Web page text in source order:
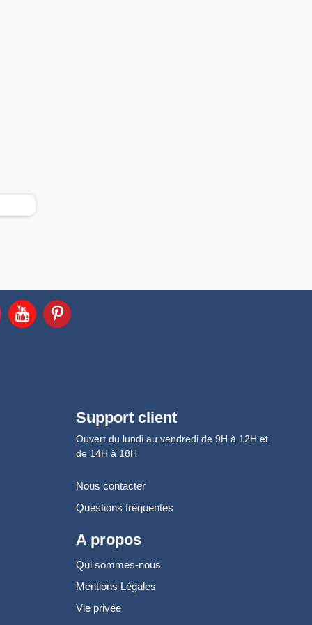
Support client
Ouvert du lundi au vendredi de 9H à 12H et
de 14H à 18H
Nous contacter
Questions fréquentes
A propos
Qui sommes-nous
Mentions Légales
Vie privée